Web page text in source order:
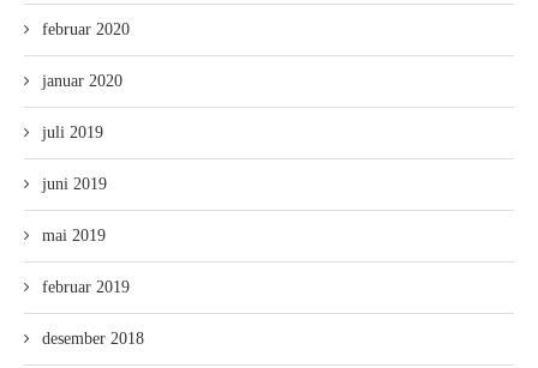
februar 2020
januar 2020
juli 2019
juni 2019
mai 2019
februar 2019
desember 2018